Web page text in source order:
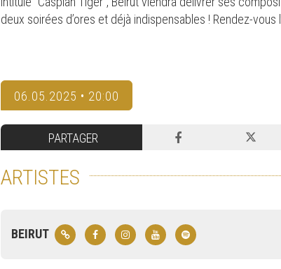
deux soirées d’ores et déjà indispensables ! Rendez-
06.05.2025 • 20:00
PARTAGER
ARTISTES
BEIRUT